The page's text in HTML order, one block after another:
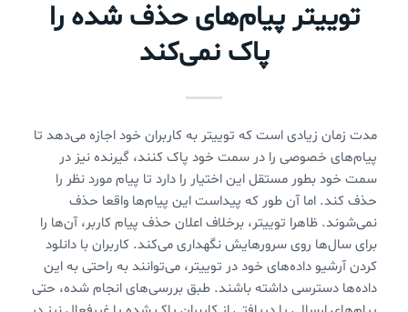
توییتر پیام‌های حذف شده را
پاک نمی‌کند
مدت زمان زیادی است که توییتر به کاربران خود اجازه می‌دهد تا
پیام‌های خصوصی را در سمت خود پاک کنند، گیرنده نیز در
سمت خود بطور مستقل این اختیار را دارد تا پیام مورد نظر را
حذف کند. اما آن طور که پیداست این پیام‌ها واقعا حذف
نمی‌شوند. ظاهرا توییتر، برخلاف اعلان حذف پیام کاربر، آن‌ها را
برای سال‌ها روی سرورهایش نگهداری می‌کند. کاربران با دانلود
کردن آرشیو داده‌های خود در توییتر، می‌توانند به راحتی به این
داده‌ها دسترسی داشته باشند. طبق بررسی‌های انجام شده، حتی